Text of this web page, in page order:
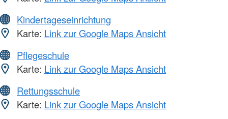
Kindertageseinrichtung
Karte: Link zur Google Maps Ansicht
Pflegeschule
Karte: Link zur Google Maps Ansicht
Rettungsschule
Karte: Link zur Google Maps Ansicht